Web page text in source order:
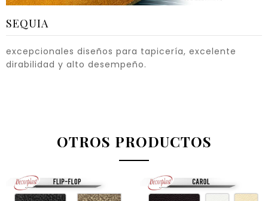
SEQUIA
excepcionales diseños para tapicería, excelente
dirabilidad y alto desempeño.
OTROS PRODUCTOS